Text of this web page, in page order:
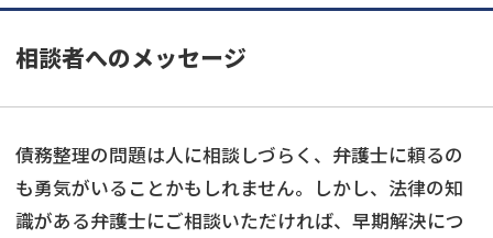
相談者へのメッセージ
債務整理の問題は人に相談しづらく、弁護士に頼るの
も勇気がいることかもしれません。しかし、法律の知
識がある弁護士にご相談いただければ、早期解決につ